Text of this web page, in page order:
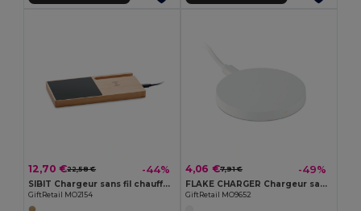
12,70 €22,58 € -44%
SIBIT Chargeur sans fil chauffe-mug
GiftRetail MO2154
4,06 €7,91 € -49%
FLAKE CHARGER Chargeur sans fil
GiftRetail MO9652